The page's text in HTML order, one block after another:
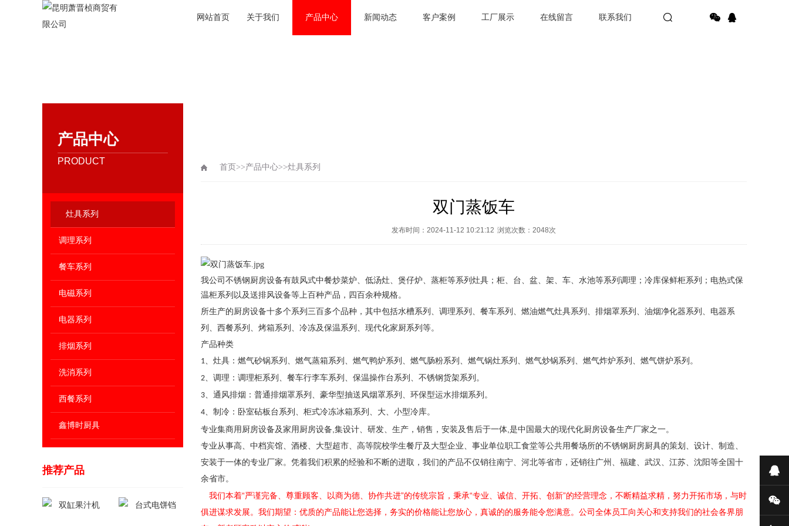
网站首页 关于我们 产品中心 新闻动态 客户案例 工厂展示 在线留言 联系我们
产品中心
PRODUCT
灶具系列
调理系列
餐车系列
电磁系列
电器系列
排烟系列
洗消系列
西餐系列
鑫博时厨具
推荐产品
首页 >>产品中心>>灶具系列
双门蒸饭车
发布时间：2024-11-12 10:21:12 浏览次数：2048次
我公司不锈钢厨房设备有鼓风式中餐炒菜炉、低汤灶、煲仔炉、蒸柜等系列灶具；柜、台、盆、架、车、水池等系列调理；冷库保鲜柜系列；电热式保
温柜系列以及送排风设备等上百种产品，四百余种规格。
所生产的厨房设备十多个系列三百多个品种，其中包括水槽系列、调理系列、餐车系列、燃油燃气灶具系列、排烟罩系列、油烟净化器系列、电器系
列、西餐系列、烤箱系列、冷冻及保温系列、现代化家厨系列等。
产品种类
1、灶具：燃气砂锅系列、燃气蒸箱系列、燃气鸭炉系列、燃气肠粉系列、燃气锅灶系列、燃气炒锅系列、燃气炸炉系列、燃气饼炉系列。
2、调理：调理柜系列、餐车行李车系列、保温操作台系列、不锈钢货架系列。
3、通风排烟：普通排烟罩系列、豪华型抽送风烟罩系列、环保型运水排烟系列。
4、制冷：卧室砧板台系列、柜式冷冻冰箱系列、大、小型冷库。
专业集商用厨房设备及家用厨房设备 集设计、研发、生产，销售，安装及售后于一体 是中国最大的现代化厨房设备生产厂家之一。
专业从事高、中档宾馆、酒楼、大型超市、高等院校学生餐厅及大型企业、事业单位职工食堂等公共用餐场所的不锈钢厨房厨具的策划、设计、制造、
安装于一体的专业厂家。凭着我们积累的经验和不断的进取，我们的产品不仅销往南宁、河北等省市，还销往广州、福建、武汉、江苏、沈阳等全国十
余省市。
我们本着“严谨完备、尊重顾客、以商为德、协作共进”的传统宗旨，秉承“专业、诚信、开拓、创新”的经营理念，不断精益求精，努力开拓市场，与时
俱进谋求发展。我们期望：优质的产品能让您选择，务实的价格能让您放心，真诚的的服务能令您满意。公司全体员工向关心和支持我们的社会各界朋
在
微